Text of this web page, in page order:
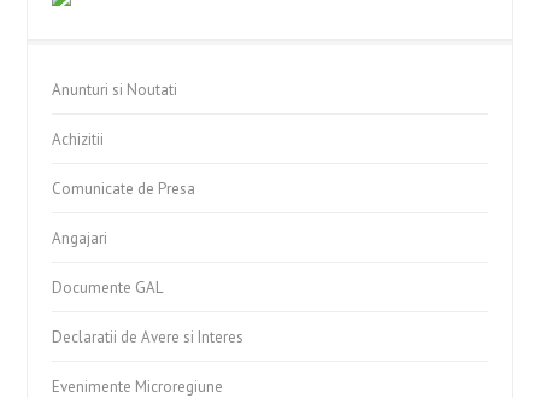
Anunturi si Noutati
Achizitii
Comunicate de Presa
Angajari
Documente GAL
Declaratii de Avere si Interes
Evenimente Microregiune